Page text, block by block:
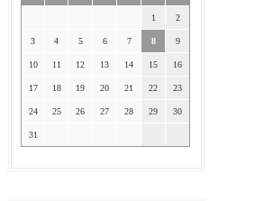
1 2
3 4 5 6 7 8 9
10 11 12 13 14 15 16
17 18 19 20 21 22 23
24 25 26 27 28 29 30
31